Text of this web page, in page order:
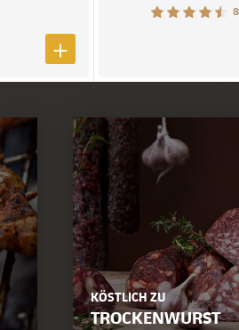
KÖSTLICH ZU
TROCKENWURST